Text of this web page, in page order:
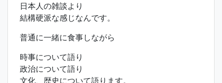
日本人の雑談より
結構硬派な感じなんです。
普通に一緒に食事しながら
時事について語り
政治について語り
文化、歴史について語ります。